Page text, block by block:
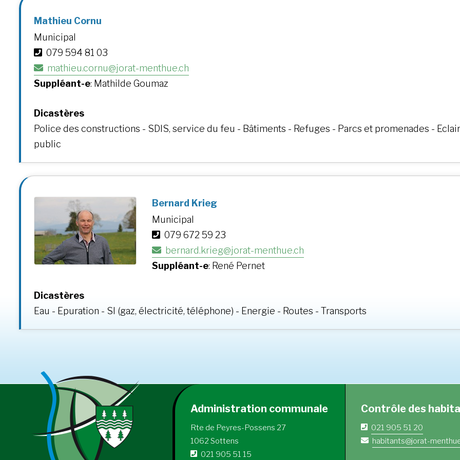
Mathieu Cornu
Municipal
079 594 81 03
mathieu.cornu@jorat-menthue.ch
Suppléant-e: Mathilde Goumaz
Dicastères
Police des constructions - SDIS, service du feu - Bâtiments - Refuges - Parcs et promenades -
public
Bernard Krieg
Municipal
079 672 59 23
bernard.krieg@jorat-menthue.ch
Suppléant-e: René Pernet
Dicastères
Eau - Epuration - SI (gaz, électricité, téléphone) - Energie - Routes - Transports
Administration communale
Rte de Peyres-Possens 27
1062 Sottens
021 905 51 15
Contrôle des
021 905 51 20
habitants@jorat-